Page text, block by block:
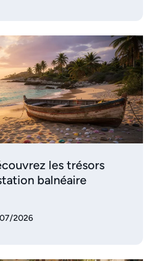
les trésors
balnéaire
2026